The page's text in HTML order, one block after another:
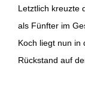
Letztlich kreuzte
als Fünfter im
Koch liegt nun in
Rückstand auf